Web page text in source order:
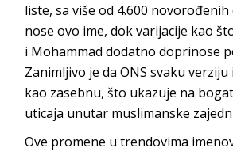
liste, sa više od 4.600
nose ovo ime, dok varijacije kao
i Mohammad dodatno doprinose
Zanimljivo je da ONS svaku verziju
kao zasebnu, što ukazuje na
uticaja unutar muslimanske
Ove promene u trendovima